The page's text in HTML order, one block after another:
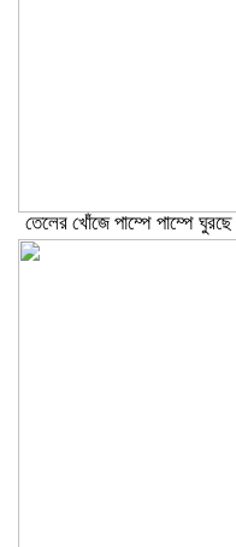
তেলের খোঁজে পাম্পে পাম্পে ঘুরছে